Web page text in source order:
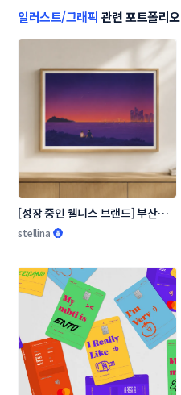
일러스트/그래픽 관련 포트폴리오
[성장 중인 웰니스 브랜드] 부산의
장소, 순간을 담은 일러스트 3종
stellina